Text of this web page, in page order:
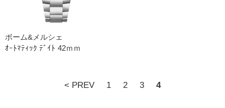
ボーム&メルシェ
ｵｰﾄﾏﾃｨｯｸ ﾃﾞｲﾄ 42ｍｍ
< PREV 1 2 3 4